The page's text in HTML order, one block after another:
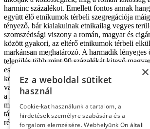
harminc százalékot. Emellett fontos annak
együtt élő etnikumok térbeli szegregációja
tényező, bár kialakulnak etnikailag vegyes
szomszédsági viszony a román, magyar és
között gyakori, az eltérő etnikumok térbeli
markánsan meghatározó. A harmadik lényeges
település több mint 90 százalékát kitevő
esetében az eltérő vallásfelekezethez tartozás
kötődést jelöl, amennyiben a románok minden
vallásúak, míg a magyarok reformátusok és
a magyarok nyelvét és az általuk gyakorolt
magyarok közössége alapvetően a vallási
társadalmi státusz ezt kevésbé befolyásolja,
részközösség esetében a vallásnak nincs a
×
Ez a weboldal sütiket
használ
Cookie-kat használunk a tartalom, a
hirdetések személyre szabására és a
forgalom elemzésére. Webhelyünk Ön általi